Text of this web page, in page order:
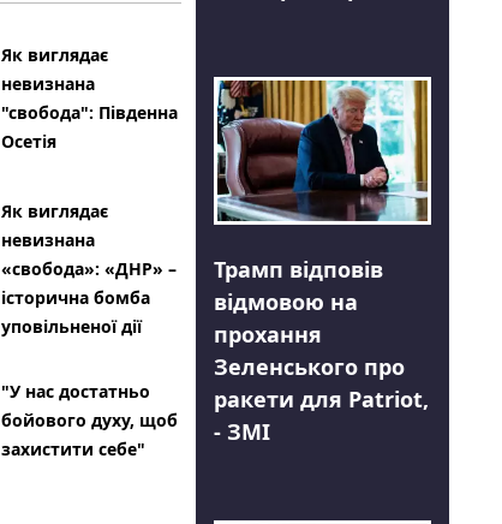
Як виглядає
невизнана
"свобода": Південна
Осетія
Як виглядає
невизнана
«свобода»: «ДНР» –
історична бомба
уповільненої дії
"У нас достатньо
бойового духу, щоб
захистити себе"
Трамп відповів
відмовою на
прохання
Зеленського про
ракети для Patriot,
- ЗМІ